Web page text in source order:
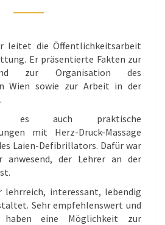
UND
PETER
SCHERER
leitet die Öffentlichkeitsarbeit
Er präsentierte Fakten zur
zur Organisation des
Wien sowie zur Arbeit in der
es auch praktische
mit Herz-Druck-Massage
Laien-Defibrillators. Dafür war
anwesend, der Lehrer an der
lehrreich, interessant, lebendig
Sehr empfehlenswert und
haben eine Möglichkeit zur